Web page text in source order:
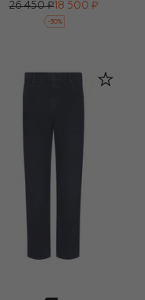
26 450 ₽ 18 500 ₽
-30%